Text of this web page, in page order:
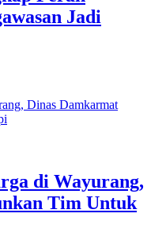
Jadi
di Wayurang,
Tim Untuk